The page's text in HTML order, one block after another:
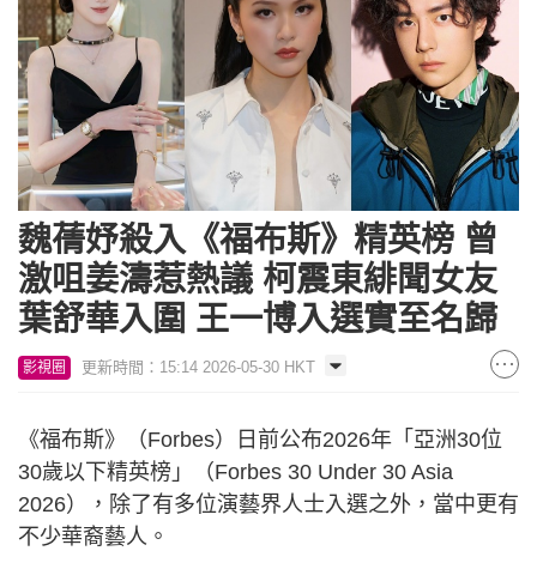
魏蒨妤殺入《福布斯》精英榜 曾
激咀姜濤惹熱議 柯震東緋聞女友
葉舒華入圍 王一博入選實至名歸
影視圈 更新時間：15:14 2026-05-30 HKT
《福布斯》（Forbes）日前公布2026年「亞洲30位
30歲以下精英榜」（Forbes 30 Under 30 Asia
2026），除了有多位演藝界人士入選之外，當中更有
不少華裔藝人。